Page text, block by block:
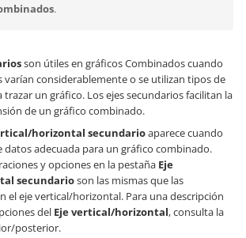
.
son útiles en gráficos Combinados cuando
varían considerablemente o se utilizan tipos de
un gráfico. Los ejes secundarios facilitan la
de un gráfico combinado.
horizontal secundarioaparece cuando
datos adecuada para un gráfico combinado.
y opciones en la pestaña Eje
secundarioson las mismas que las
el eje vertical/horizontal. Para una descripción
del Eje vertical/horizontal, consulta la
posterior.